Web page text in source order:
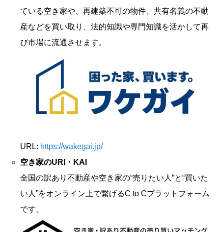
ている空き家や、再建築不可の物件、共有名義の不動
産などを買い取り、法的知識や専門知識を活かして再
び市場に流通させます。
URL: https://wakegai.jp/
空き家のURI・KAI
全国の訳あり不動産や空き家の“売りたい人”と“買いた
い人”をオンライン上で繋げるC to Cプラットフォーム
です。